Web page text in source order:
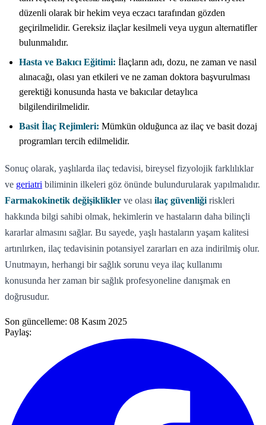
düzenli olarak bir hekim veya eczacı tarafından gözden
geçirilmelidir. Gereksiz ilaçlar kesilmeli veya uygun alternatifler
bulunmalıdır.
Hasta ve Bakıcı Eğitimi: İlaçların adı, dozu, ne zaman ve nasıl
alınacağı, olası yan etkileri ve ne zaman doktora başvurulması
gerektiği konusunda hasta ve bakıcılar detaylıca
bilgilendirilmelidir.
Basit İlaç Rejimleri: Mümkün olduğunca az ilaç ve basit dozaj
programları tercih edilmelidir.
Sonuç olarak, yaşlılarda ilaç tedavisi, bireysel fizyolojik farklılıklar
ve geriatri biliminin ilkeleri göz önünde bulundurularak yapılmalıdır.
Farmakokinetik değişiklikler ve olası ilaç güvenliği riskleri
hakkında bilgi sahibi olmak, hekimlerin ve hastaların daha bilinçli
kararlar almasını sağlar. Bu sayede, yaşlı hastaların yaşam kalitesi
artırılırken, ilaç tedavisinin potansiyel zararları en aza indirilmiş olur.
Unutmayın, herhangi bir sağlık sorunu veya ilaç kullanımı
konusunda her zaman bir sağlık profesyoneline danışmak en
doğrusudur.
Son güncelleme: 08 Kasım 2025
Paylaş: